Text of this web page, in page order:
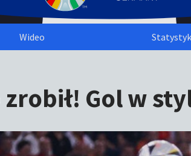
Wideo
Gol w